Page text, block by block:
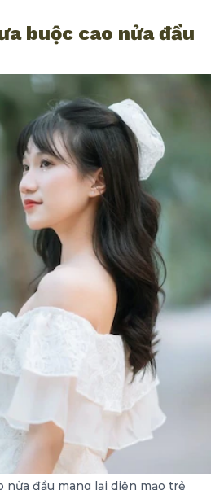
buộc cao nửa đầu
nửa đầu mang lại diện mạo trẻ